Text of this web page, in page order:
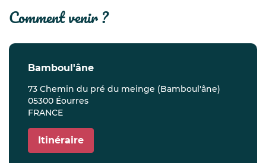
comment venir ?
bamboul'âne
73 Chemin du pré du meinge (Bamboul'âne)
05300 Éourres
FRANCE
Itinéraire